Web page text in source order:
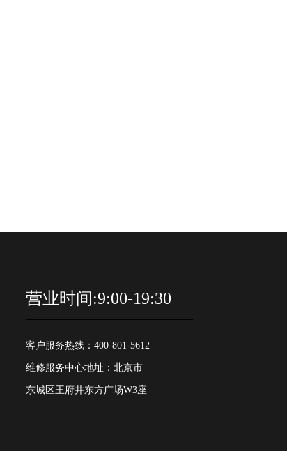
营业时间:9:00-19:30
客户服务热线：400-801-5612
维修服务中心地址：北京市
东城区王府井东方广场W3座